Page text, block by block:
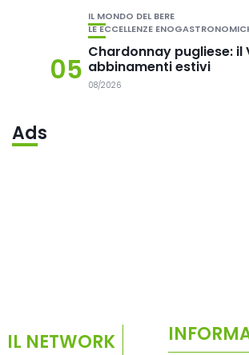
05
IL MONDO DEL BERE
LE ECCELLENZE
Chardonnay pugliese: il
abbinamenti estivi
08/2026
Ads
IL NETWORK